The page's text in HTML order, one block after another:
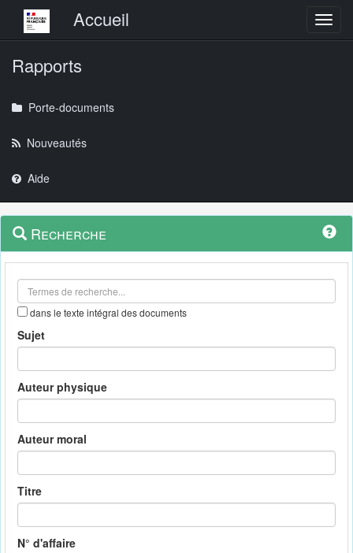
Menu principalAccueil
Rapports
Porte-documents
Nouveautés
Aide
Navigation
outils
Menu
contextuel
Recherche
dans le texte intégral des documents
Sujet
Auteur physique
Auteur moral
Titre
N° d'affaire